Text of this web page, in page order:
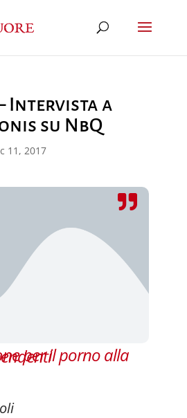
Intervista a
su NbQ
11, 2017
dei dipendenti